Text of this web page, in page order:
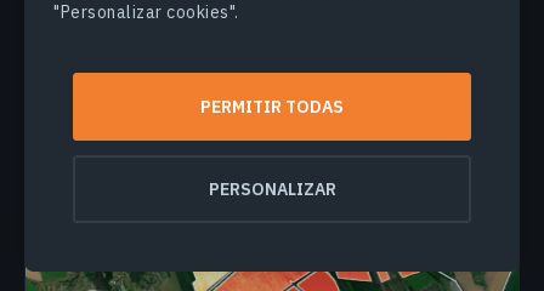
"Personalizar cookies".
PERMITIR TODAS
PERSONALIZAR